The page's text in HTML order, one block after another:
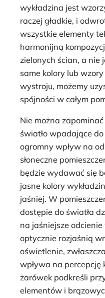
wykładzina jest
raczej gładkie, i
wszystkie elementy
harmonijną
zielonych ścian, a nie
same kolory lub
wystroju, możemy
spójności w całym
Nie można
światło wpadające
ogromny wpływ na
słoneczne
będzie wydawać się
jasne kolory
jaśniej. W
dostępie do światła
na jaśniejsze odcienie
optycznie rozjaśnią
oświetlenie,
wpływa na percepcję
żarówek podkreśli
elementów i